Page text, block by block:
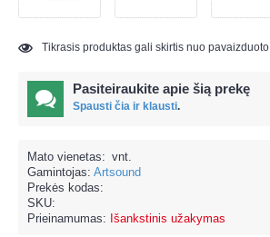
Tikrasis produktas gali skirtis nuo pavaizduoto
Pasiteiraukite apie šią prekę
Spausti čia ir klausti.
Mato vienetas: vnt.
Gamintojas: Artsound
Prekės kodas:
SKU:
Prieinamumas: Išankstinis užakymas